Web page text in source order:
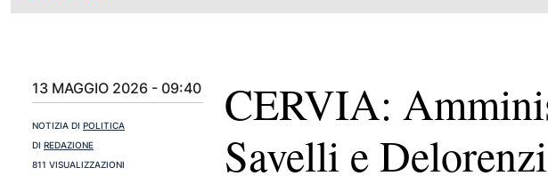
13 MAGGIO 2026 - 09:40
NOTIZIA DI POLITICA
DI REDAZIONE
811 VISUALIZZAZIONI
CERVIA:
Savelli e